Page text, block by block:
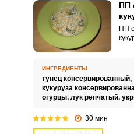
ПП
ПП
ИНГРЕДИЕНТЫ
тунец консервированный,
кукуруза
огурцы, лук репчатый,
30 мин